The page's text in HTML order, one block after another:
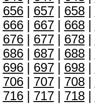
656| 657| 658|
666| 667| 668|
676| 677| 678|
686| 687| 688|
696| 697| 698|
706| 707| 708|
716| 717| 718|